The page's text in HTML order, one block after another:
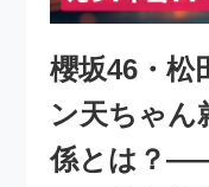
櫻坂46・松
ン天ちゃん
係とは？